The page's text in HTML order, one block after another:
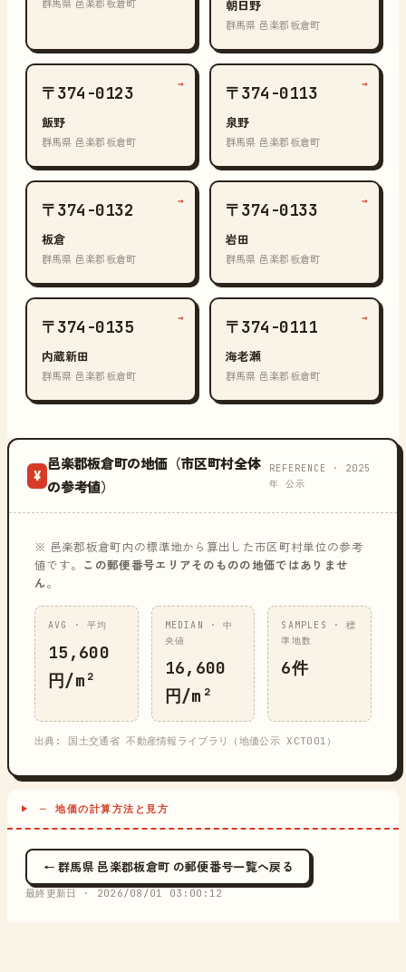
群馬県 邑楽郡板倉町 朝日野
群馬県 邑楽郡板倉町
〒374-0123
飯野
群馬県 邑楽郡板倉町
→ 〒374-0113
泉野
群馬県 邑楽郡板倉町
→
〒374-0132
板倉
群馬県 邑楽郡板倉町
→ 〒374-0133
岩田
群馬県 邑楽郡板倉町
→
〒374-0135
内蔵新田
群馬県 邑楽郡板倉町
→ 〒374-0111
海老瀬
群馬県 邑楽郡板倉町
→
¥
邑楽郡板倉町の地価（市区町村全体
の参考値）
REFERENCE · 2025
年 公示
※ 邑楽郡板倉町内の標準地から算出した市区町村単位の参考
値です。
この郵便番号エリアそのものの地価ではありませ
ん。
AVG · 平均
15,600
円/m²
MEDIAN · 中
央値
16,600
円/m²
SAMPLES · 標
準地数
6件
出典: 国土交通省 不動産情報ライブラリ（地価公示 XCT001）
─ 地価の計算方法と見方
← 群馬県 邑楽郡板倉町 の郵便番号一覧へ戻る
最終更新日 · 2026/08/01 03:00:12